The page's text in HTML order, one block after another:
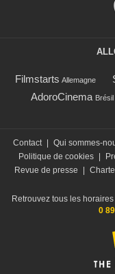
Filmstarts Allemagne
AdoroCinema Brésil
Contact | Qui sommes-
Politique de cookies |
Revue de presse
|
Retrouvez tous les
0